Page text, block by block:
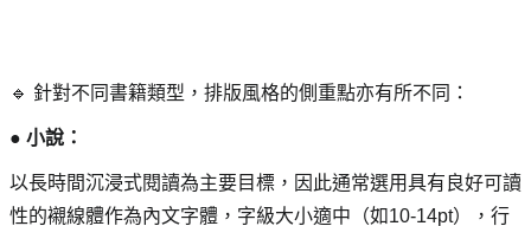
🔹 針對不同書籍類型，排版風格的側重點亦有所不同：
● 小說：
以長時間沉浸式閱讀為主要目標，因此通常選用具有良好可讀
性的襯線體作為內文字體，字級大小適中（如10-14pt），行